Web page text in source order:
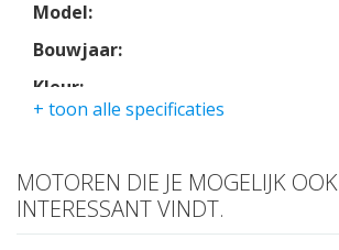
Model:
Bouwjaar:
Kleur:
Aantal CC:
Garantie:
+ toon alle specificaties
MOTOREN DIE JE MOGELIJK OOK
INTERESSANT VINDT.